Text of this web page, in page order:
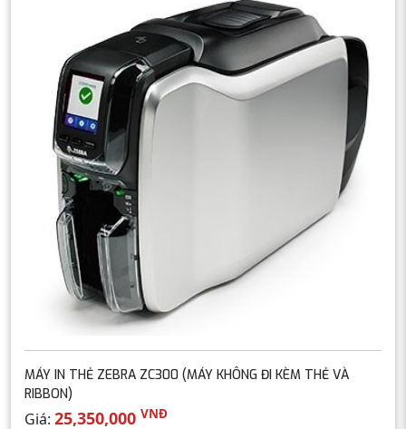
MÁY IN THẺ ZEBRA ZC300 (MÁY KHÔNG ĐI KÈM THẺ VÀ
RIBBON)
Giá: 25,350,000 VNĐ